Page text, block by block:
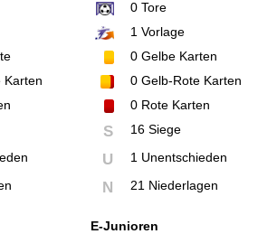
Karten
0Tore
1Vorlage
0Gelbe Karten
0Gelb-Rote Karten
0Rote Karten
S 16 Siege
U 1 Unentschieden
N 21 Niederlagen
E-Junioren